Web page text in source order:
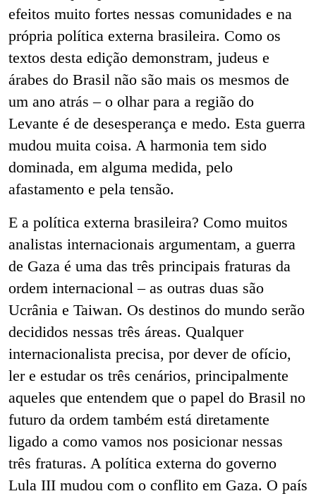
efeitos muito fortes nessas comunidades e na
própria política externa brasileira. Como os
textos desta edição demonstram, judeus e
árabes do Brasil não são mais os mesmos de
um ano atrás – o olhar para a região do
Levante é de desesperança e medo. Esta guerra
mudou muita coisa. A harmonia tem sido
dominada, em alguma medida, pelo
afastamento e pela tensão.
E a política externa brasileira? Como muitos
analistas internacionais argumentam, a guerra
de Gaza é uma das três principais fraturas da
ordem internacional – as outras duas são
Ucrânia e Taiwan. Os destinos do mundo serão
decididos nessas três áreas. Qualquer
internacionalista precisa, por dever de ofício,
ler e estudar os três cenários, principalmente
aqueles que entendem que o papel do Brasil no
futuro da ordem também está diretamente
ligado a como vamos nos posicionar nessas
três fraturas. A política externa do governo
Lula III mudou com o conflito em Gaza. O país